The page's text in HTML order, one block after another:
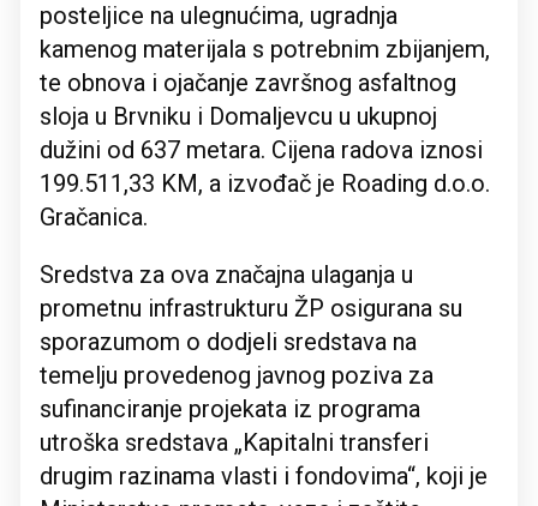
posteljice na ulegnućima, ugradnja
kamenog materijala s potrebnim zbijanjem,
te obnova i ojačanje završnog asfaltnog
sloja u Brvniku i Domaljevcu u ukupnoj
dužini od 637 metara. Cijena radova iznosi
199.511,33 KM, a izvođač je Roading d.o.o.
Gračanica.
Sredstva za ova značajna ulaganja u
prometnu infrastrukturu ŽP osigurana su
sporazumom o dodjeli sredstava na
temelju provedenog javnog poziva za
sufinanciranje projekata iz programa
utroška sredstava „Kapitalni transferi
drugim razinama vlasti i fondovima“, koji je